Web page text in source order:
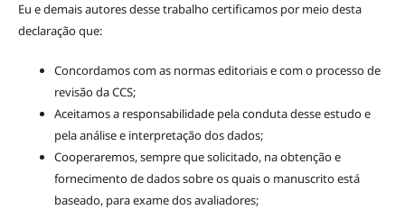
Eu e demais autores desse trabalho certificamos por meio desta
declaração que:
Concordamos com as normas editoriais e com o processo de
revisão da CCS;
Aceitamos a responsabilidade pela conduta desse estudo e
pela análise e interpretação dos dados;
Cooperaremos, sempre que solicitado, na obtenção e
fornecimento de dados sobre os quais o manuscrito está
baseado, para exame dos avaliadores;